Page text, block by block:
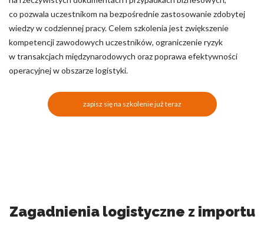
co pozwala uczestnikom na bezpośrednie zastosowanie zdobytej
wiedzy w codziennej pracy. Celem szkolenia jest zwiększenie
kompetencji zawodowych uczestników, ograniczenie ryzyk
w transakcjach międzynarodowych oraz poprawa efektywności
operacyjnej w obszarze logistyki.
zapisz się na szkolenie już teraz
Zagadnienia logistyczne z importu